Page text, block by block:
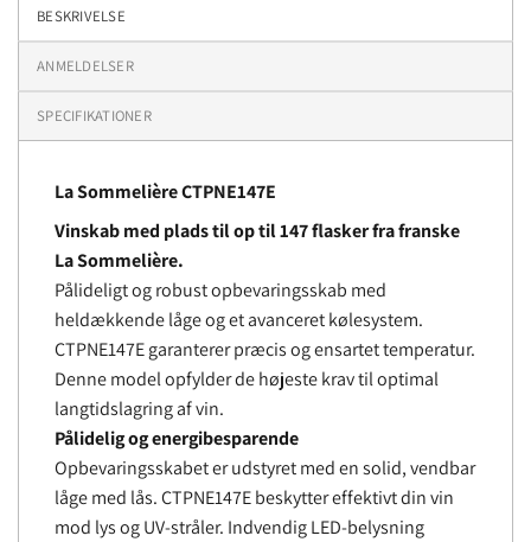
BESKRIVELSE
ANMELDELSER
SPECIFIKATIONER
La Sommelière CTPNE147E
Vinskab med plads til op til 147 flasker fra franske
La Sommelière.
Pålideligt og robust opbevaringsskab med
heldækkende låge og et avanceret kølesystem.
CTPNE147E garanterer præcis og ensartet temperatur.
Denne model opfylder de højeste krav til optimal
langtidslagring af vin.
Pålidelig og energibesparende
Opbevaringsskabet er udstyret med en solid, vendbar
låge med lås. CTPNE147E beskytter effektivt din vin
mod lys og UV-stråler. Indvendig LED-belysning